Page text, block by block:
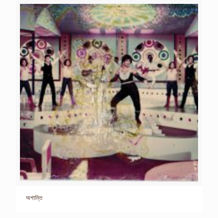
অশান্তি